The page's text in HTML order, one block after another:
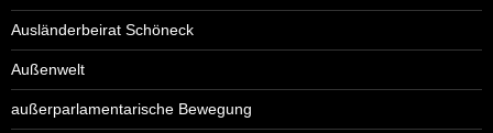
Ausländerbeirat Schöneck
Außenwelt
außerparlamentarische Bewegung